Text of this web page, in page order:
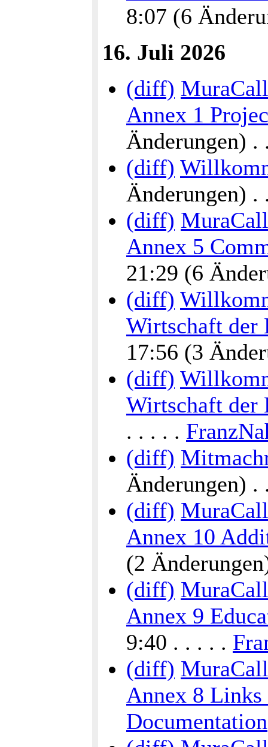
8:07 (6
16. Juli 2026
(diff)
Annex 1
Änderungen)
(diff)
Änderungen)
(diff)
Annex 5
21:29 (6
(diff)
Wirtschaft der
17:56 (3
(diff)
Wirtschaft der
. . . . .
(diff)
Änderungen)
(diff)
Annex 10
(2
(diff)
Annex 9
9:40 . . . . .
(diff)
Annex 8 Links
Documentation